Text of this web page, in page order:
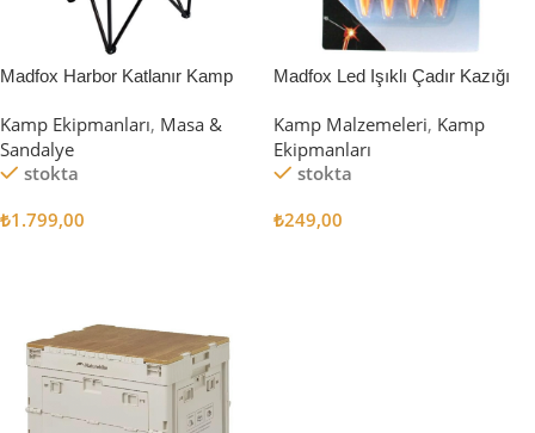
Madfox Harbor Katlanır Kamp
Kamp Ekipmanları, Masa &
Sandalye
stokta
₺1.799,00
Madfox Led Işıklı Çadır Kazığı
Kamp Malzemeleri, Kamp
Ekipmanları
stokta
₺249,00